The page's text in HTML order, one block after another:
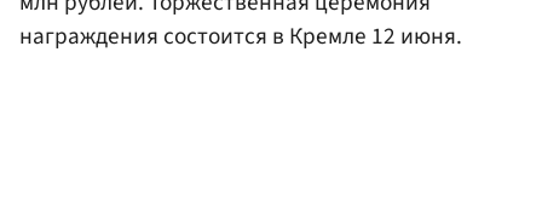
награждения состоится в Кремле 12 июня.